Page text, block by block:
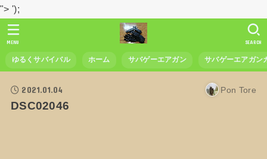
"> ');
ゆるくサバイバル ホーム サバゲーエアガン サバゲーエアガン
SEARCH
MENU
2021.01.04 Pon Tore
DSC02046